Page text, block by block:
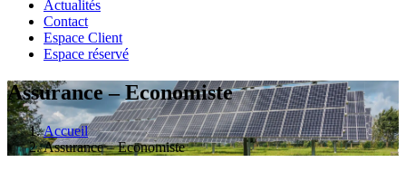
Actualités
Contact
Espace Client
Espace réservé
Assurance – Economiste
Accueil
Assurance – Economiste